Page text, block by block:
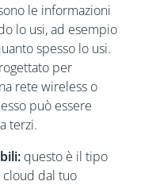
le informazioni
lo usi, ad esempio
spesso lo usi.
per
rete wireless o
può essere
terzi.
questo è il tipo
dal tuo